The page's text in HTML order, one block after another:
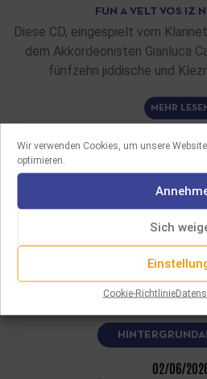
Wir verwenden Cookies, um unsere
optimieren.
Sich
Cookie-Richtlinie
FUN A VELT VOS IZ
Diese CD, eingespielt vom
dem Akkordeonisten Gianluca
fünfzehn jiddische und
MEHR
02/06/